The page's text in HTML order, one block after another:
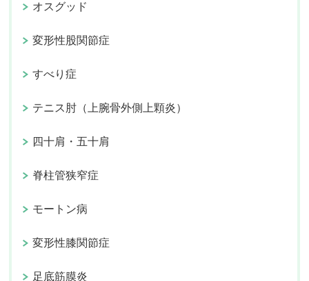
オスグッド
変形性股関節症
すべり症
テニス肘（上腕骨外側上顆炎）
四十肩・五十肩
脊柱管狭窄症
モートン病
変形性膝関節症
足底筋膜炎